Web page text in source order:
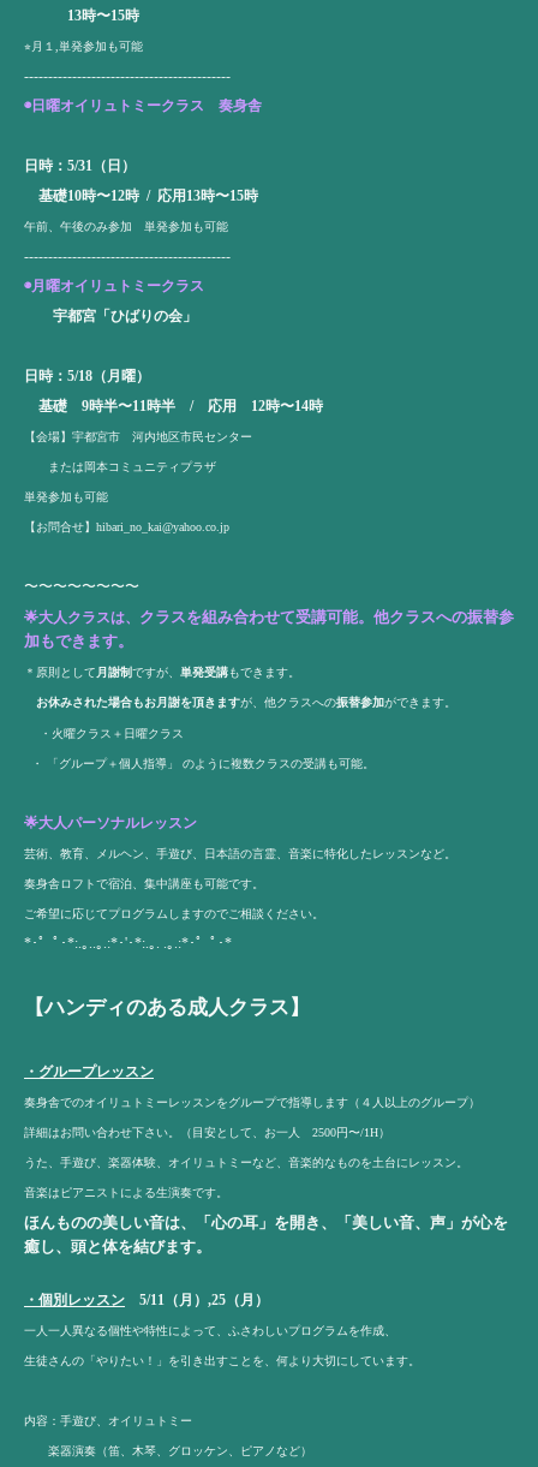
13時〜15時
⭐︎月１,単発参加も可能
-------------------------------------------
◉日曜オイリュトミークラス 奏身舎
日時：5/31（日）
基礎10時〜12時 / 応用13時〜15時
午前、午後のみ参加 単発参加も可能
-------------------------------------------
◉月曜オイリュトミークラス
宇都宮「ひばりの会」
日時：5/18（月曜）
基礎 9時半〜11時半 / 応用 12時〜14時
【会場】宇都宮市 河内地区市民センター
または岡本コミュニティプラザ
単発参加も可能
【お問合せ】 hibari_no_kai@yahoo.co.jp
〜〜〜〜〜〜〜〜
🌟大人クラスは、 クラスを組み合わせて受講可能。他クラスへの振替参
加もできます。
＊原則として月謝制ですが、 単発受講もできます。
お休みされた場合もお月謝を頂きますが、他クラスへの振替参加ができます。
・火曜クラス＋日曜クラス
・ 「グループ＋個人指導」 のように複数クラスの受講も可能。
🌟大人パーソナルレッスン
芸術、教育、メルヘン、手遊び、日本語の言霊、音楽に特化したレッスンなど。
奏身舎ロフトで宿泊、集中講座も可能です。
ご希望に応じてプログラムしますのでご相談ください。
*･゜ﾟ･*:.｡..｡.:*･'･*:.｡. .｡.:*･゜ﾟ･*
【ハンディのある成人クラス】
・グループレッスン
奏身舎でのオイリュトミーレッスンをグループで指導します（４人以上のグループ）
詳細はお問い合わせ下さい。（目安として、お一人 2500円〜/1H）
うた、手遊び、楽器体験、オイリュトミーなど、音楽的なものを土台にレッスン。
音楽はピアニストによる生演奏です。
ほんものの美しい音は、「心の耳」を開き、「美しい音、声」が心を
癒し、頭と体を結びます。
・個別レッスン 5/11（月）,25（月）
一人一人異なる個性や特性によって、ふさわしいプログラムを作成、
生徒さんの「やりたい！」を引き出すことを、何より大切にしています。
内容：手遊び、オイリュトミー
楽器演奏（笛、木琴、グロッケン、ピアノなど）